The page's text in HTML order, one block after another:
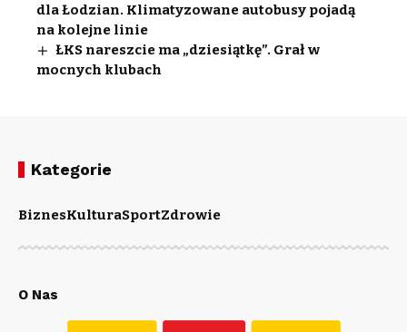
dla Łodzian. Klimatyzowane autobusy pojadą
na kolejne linie
ŁKS nareszcie ma „dziesiątkę”. Grał w
mocnych klubach
Kategorie
BiznesKulturaSportZdrowie
O Nas